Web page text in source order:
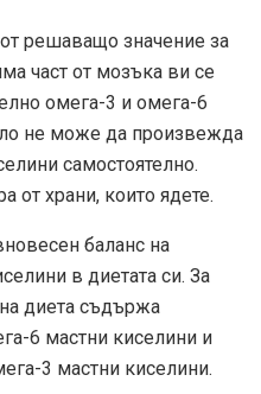
решаващо значение за
част от мозъка ви се
омега-3 и омега-6
не може да произвежда
самостоятелно.
от храни, които ядете.
баланс на
в диетата си. За
диета съдържа
6 мастни киселини и
3 мастни киселини.